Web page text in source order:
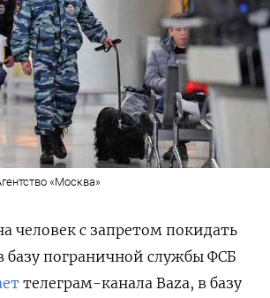
«Москва»
человек с запретом покидать
базу пограничной службы ФСБ
телеграм-канала Baza, в базу